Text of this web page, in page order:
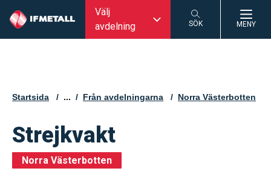
Välj
avdelning
SÖK MENY
Startsida ... Från avdelningarna Norra Västerbotten
Strejkvakt
Norra Västerbotten